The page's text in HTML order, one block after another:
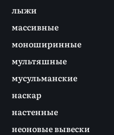
лыжи
массивные
моноширинные
мультяшные
мусульманские
наскар
настенные
неоновые вывески